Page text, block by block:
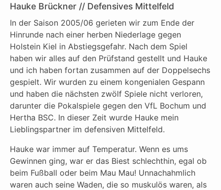
Hauke Brückner // Defensives Mittelfeld
In der Saison 2005/06 gerieten wir zum Ende der
Hinrunde nach einer herben Niederlage gegen
Holstein Kiel in Abstiegsgefahr. Nach dem Spiel
haben wir alles auf den Prüfstand gestellt und Hauke
und ich haben fortan zusammen auf der Doppelsechs
gespielt. Wir wurden zu einem kongenialen Gespann
und haben die nächsten zwölf Spiele nicht verloren,
darunter die Pokalspiele gegen den VfL Bochum und
Hertha BSC. In dieser Zeit wurde Hauke mein
Lieblingspartner im defensiven Mittelfeld.
Hauke war immer auf Temperatur. Wenn es ums
Gewinnen ging, war er das Biest schlechthin, egal ob
beim Fußball oder beim Mau Mau! Unnachahmlich
waren auch seine Waden, die so muskulös waren, als